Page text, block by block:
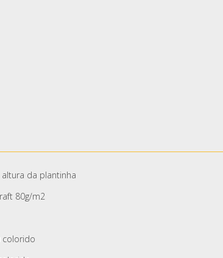
da plantinha
80g/m2
colorido